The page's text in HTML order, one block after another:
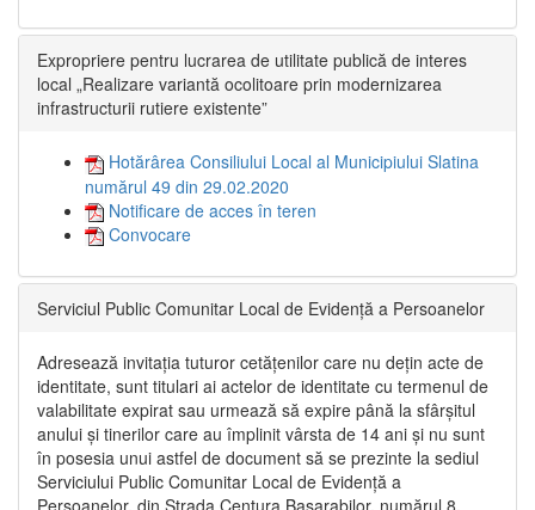
Expropriere pentru lucrarea de utilitate publică de interes
local „Realizare variantă ocolitoare prin modernizarea
infrastructurii rutiere existente”
Hotărârea Consiliului Local al Municipiului Slatina
numărul 49 din 29.02.2020
Notificare de acces în teren
Convocare
Serviciul Public Comunitar Local de Evidență a Persoanelor
Adresează invitația tuturor cetățenilor care nu dețin acte de
identitate, sunt titulari ai actelor de identitate cu termenul de
valabilitate expirat sau urmează să expire până la sfârșitul
anului și tinerilor care au împlinit vârsta de 14 ani și nu sunt
în posesia unui astfel de document să se prezinte la sediul
Serviciului Public Comunitar Local de Evidență a